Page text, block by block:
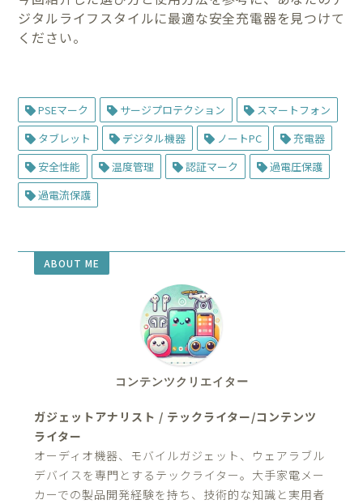
ジタルライフスタイルに最適な安全充電器を見つけて
ください。
PSEマーク サージプロテクション
スマートフォン
タブレット
デジタル機器 ノートPC
充電器
安全性能
温度管理 認証マーク
過電圧保護
過電流保護
ABOUT ME
コンテンツクリエイター
ガジェットアナリスト / テックライター/コンテンツ
ライター
オーディオ機器、モバイルガジェット、ウェアラブル
デバイスを専門とするテックライター。大手家電メー
カーでの製品開発経験を持ち、技術的な知識と実用者